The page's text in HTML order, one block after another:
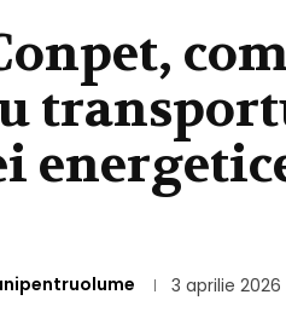
3 aprilie 2026